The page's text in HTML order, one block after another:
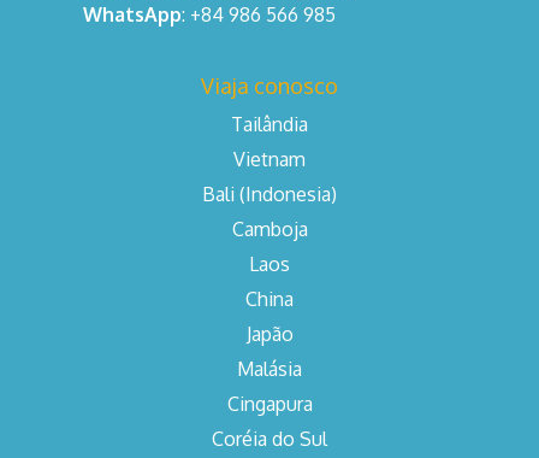
WhatsApp: +84 986 566 985
Viaja conosco
Tailândia
Vietnam
Bali (Indonesia)
Camboja
Laos
China
Japão
Malásia
Cingapura
Coréia do Sul